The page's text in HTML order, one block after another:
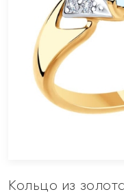
Кольцо из